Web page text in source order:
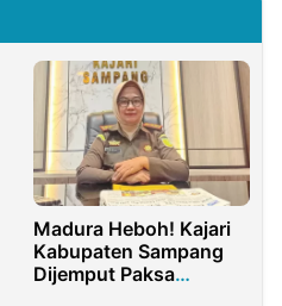
Madura Heboh! Kajari
Kabupaten Sampang
Dijemput Paksa